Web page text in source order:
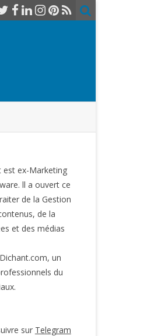
est ex-Marketing
ll a ouvert ce
de la Gestion
de la
et des médias
un
du
sur Telegram